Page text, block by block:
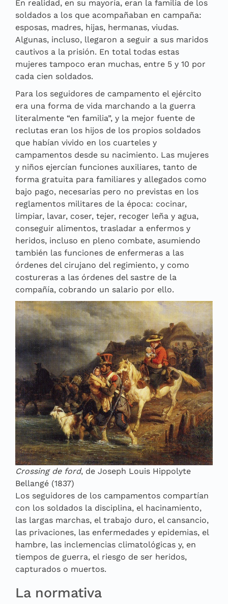
En realidad, en su mayoría, eran la familia de los
soldados a los que acompañaban en campaña:
esposas, madres, hijas, hermanas, viudas.
Algunas, incluso, llegaron a seguir a sus maridos
cautivos a la prisión. En total todas estas
mujeres tampoco eran muchas, entre 5 y 10 por
cada cien soldados.
Para los seguidores de campamento el ejército
era una forma de vida marchando a la guerra
literalmente “en familia”, y la mejor fuente de
reclutas eran los hijos de los propios soldados
que habían vivido en los cuarteles y
campamentos desde su nacimiento. Las mujeres
y niños ejercían funciones auxiliares, tanto de
forma gratuita para familiares y allegados como
bajo pago, necesarias pero no previstas en los
reglamentos militares de la época: cocinar,
limpiar, lavar, coser, tejer, recoger leña y agua,
conseguir alimentos, trasladar a enfermos y
heridos, incluso en pleno combate, asumiendo
también las funciones de enfermeras a las
órdenes del cirujano del regimiento, y como
costureras a las órdenes del sastre de la
compañía, cobrando un salario por ello.
Crossing de ford, de Joseph Louis Hippolyte
Bellangé (1837)
Los seguidores de los campamentos compartían
con los soldados la disciplina, el hacinamiento,
las largas marchas, el trabajo duro, el cansancio,
las privaciones, las enfermedades y epidemias, el
hambre, las inclemencias climatológicas y, en
tiempos de guerra, el riesgo de ser heridos,
capturados o muertos.
La normativa